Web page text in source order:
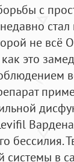
с
не всё
это
бессилия.
системы в